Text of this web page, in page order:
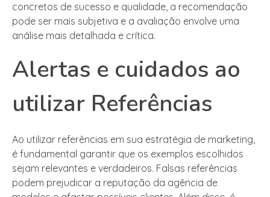
concretos de sucesso e qualidade, a recomendação
pode ser mais subjetiva e a avaliação envolve uma
análise mais detalhada e crítica.
Alertas e cuidados ao
utilizar Referências
Ao utilizar referências em sua estratégia de marketing,
é fundamental garantir que os exemplos escolhidos
sejam relevantes e verdadeiros. Falsas referências
podem prejudicar a reputação da agência de